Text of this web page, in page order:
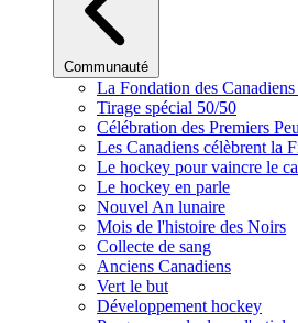
Communauté
La Fondation des
Tirage spécial 50/50
Célébration des Premiers
Les Canadiens célèbrent la
Le hockey pour vaincre le
Le hockey en parle
Nouvel An lunaire
Mois de l'histoire des Noirs
Collecte de sang
Anciens Canadiens
Vert le but
Développement hockey